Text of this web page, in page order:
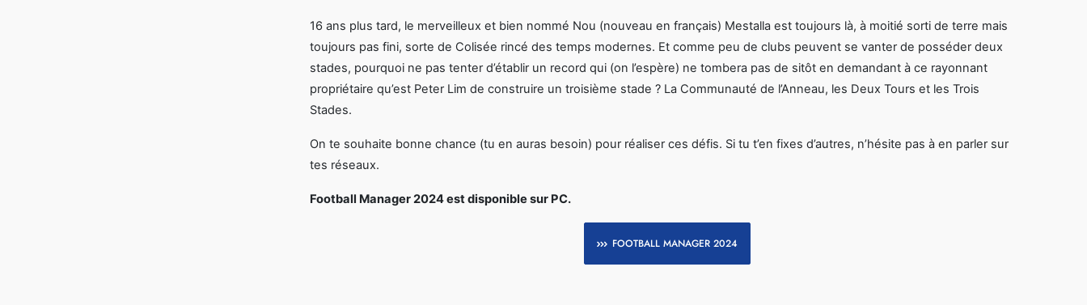
16 ans plus tard, le merveilleux et bien nommé Nou (nouveau en français) Mestalla est toujours là, à moitié sorti de terre mais
toujours pas fini, sorte de Colisée rincé des temps modernes. Et comme peu de clubs peuvent se vanter de posséder deux
stades, pourquoi ne pas tenter d’établir un record qui (on l’espère) ne tombera pas de sitôt en demandant à ce rayonnant
propriétaire qu’est Peter Lim de construire un troisième stade ? La Communauté de l’Anneau, les Deux Tours et les Trois
Stades.
On te souhaite bonne chance (tu en auras besoin) pour réaliser ces défis. Si tu t’en fixes d’autres, n’hésite pas à en parler sur
tes réseaux.
Football Manager 2024 est disponible sur PC.
FOOTBALL MANAGER 2024